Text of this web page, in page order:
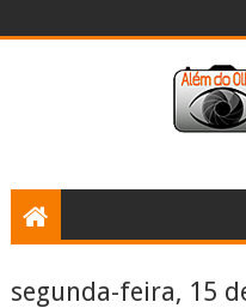
segunda-feira, 15